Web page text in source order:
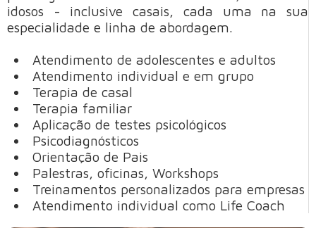
idosos - inclusive casais, cada uma na sua
especialidade e linha de abordagem.
Atendimento de adolescentes e adultos
Atendimento individual e em grupo
Terapia de casal
Terapia familiar
Aplicação de testes psicológicos
Psicodiagnósticos
Orientação de Pais
Palestras, oficinas, Workshops
Treinamentos personalizados para empresas
Atendimento individual como Life Coach